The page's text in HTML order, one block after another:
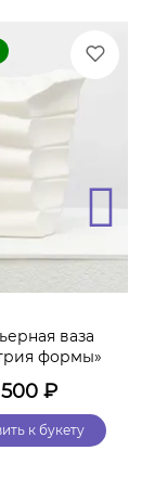
ваза
формы»
₽
к букету